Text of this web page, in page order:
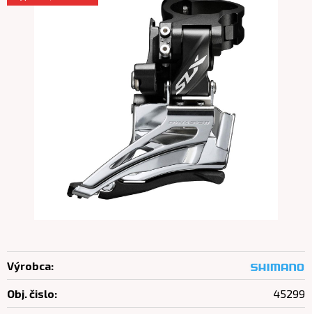
Výrobca:
Obj. čislo: 45299